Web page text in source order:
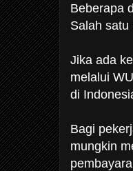
Beberapa
Salah satu
Jika ada
melalui
di
Bagi
mungkin